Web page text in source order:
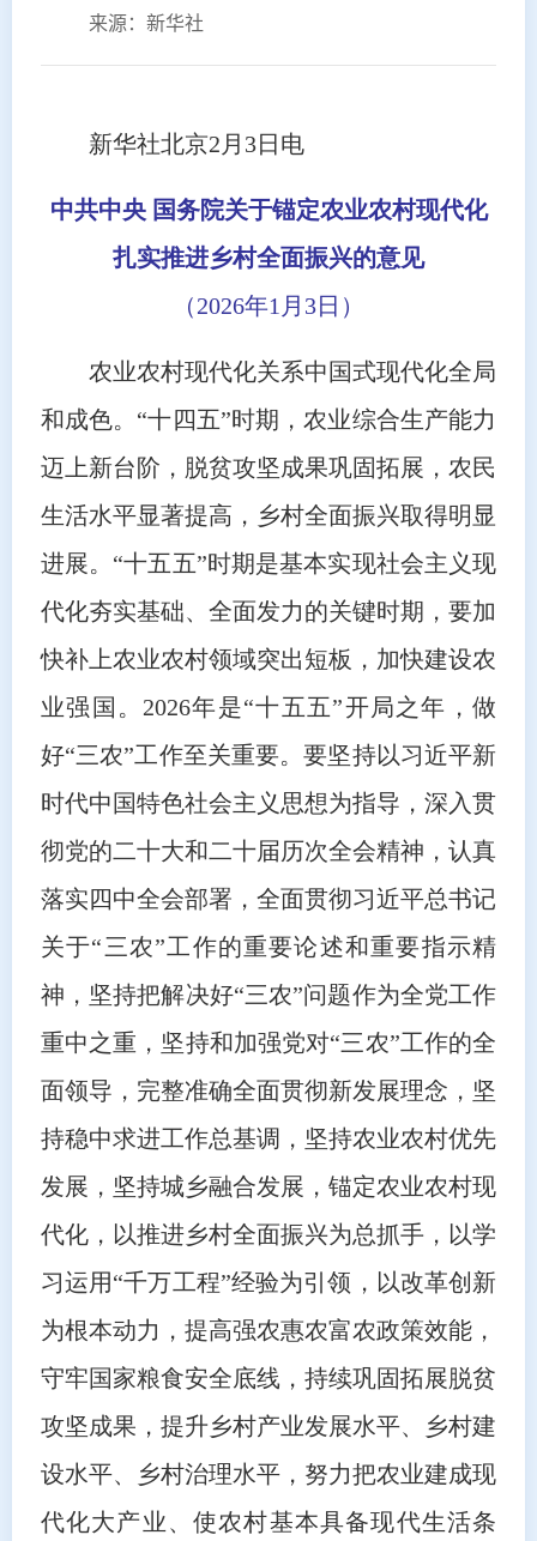
来源：新华社
新华社北京2月3日电
中共中央 国务院关于锚定农业农村现代化
扎实推进乡村全面振兴的意见
（2026年1月3日）
农业农村现代化关系中国式现代化全局
和成色。“十四五”时期，农业综合生产能力
迈上新台阶，脱贫攻坚成果巩固拓展，农民
生活水平显著提高，乡村全面振兴取得明显
进展。“十五五”时期是基本实现社会主义现
代化夯实基础、全面发力的关键时期，要加
快补上农业农村领域突出短板，加快建设农
业强国。2026年是“十五五”开局之年，做
好“三农”工作至关重要。要坚持以习近平新
时代中国特色社会主义思想为指导，深入贯
彻党的二十大和二十届历次全会精神，认真
落实四中全会部署，全面贯彻习近平总书记
关于“三农”工作的重要论述和重要指示精
神，坚持把解决好“三农”问题作为全党工作
重中之重，坚持和加强党对“三农”工作的全
面领导，完整准确全面贯彻新发展理念，坚
持稳中求进工作总基调，坚持农业农村优先
发展，坚持城乡融合发展，锚定农业农村现
代化，以推进乡村全面振兴为总抓手，以学
习运用“千万工程”经验为引领，以改革创新
为根本动力，提高强农惠农富农政策效能，
守牢国家粮食安全底线，持续巩固拓展脱贫
攻坚成果，提升乡村产业发展水平、乡村建
设水平、乡村治理水平，努力把农业建成现
代化大产业、使农村基本具备现代生活条